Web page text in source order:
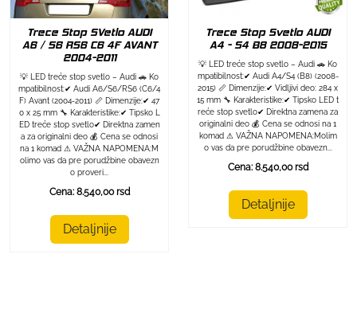
Trece Stop SVetlo AUDI
A6 / S6 RS6 C6 4F AVANT
2004-2011
💡 LED treće stop svetlo – Audi 🚗 Ko
mpatibilnost:✔ Audi A6/S6/RS6 (C6/4
F) Avant (2004-2011) 📏 Dimenzije:✔ 47
0 x 25 mm 🔧 Karakteristike:✔ Tipsko L
ED treće stop svetlo✔ Direktna zamen
a za originalni deo 💰 Cena se odnosi
na 1 komad ⚠ VAŽNA NAPOMENA:M
olimo vas da pre porudžbine obavezn
o proveri...
Cena: 8.540,00 rsd
Detaljnije
Trece Stop Svetlo AUDI
A4 - S4 B8 2008-2015
💡 LED treće stop svetlo – Audi 🚗 Ko
mpatibilnost:✔ Audi A4/S4 (B8) (2008-
2015) 📏 Dimenzije:✔ Vidljivi deo: 284 x
15 mm 🔧 Karakteristike:✔ Tipsko LED t
reće stop svetlo✔ Direktna zamena za
originalni deo 💰 Cena se odnosi na 1
komad ⚠ VAŽNA NAPOMENA:Molim
o vas da pre porudžbine obavezn...
Cena: 8.540,00 rsd
Detaljnije